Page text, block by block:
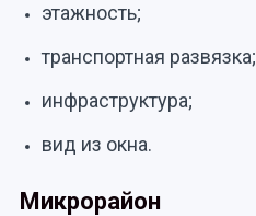
этажность;
транспортная развязка;
инфраструктура;
вид из окна.
Микрорайон